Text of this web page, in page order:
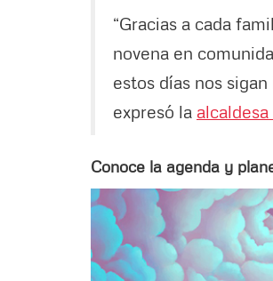
“Gracias a cada
novena en
estos días nos
expresó la
Conoce la agenda y